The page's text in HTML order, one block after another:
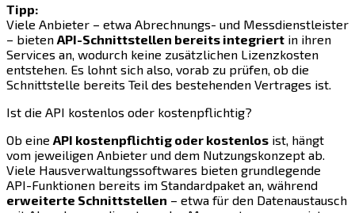
Tipp:
Viele Anbieter – etwa Abrechnungs- und Messdienstleister
– bieten API-Schnittstellen bereits integriert in ihren
Services an, wodurch keine zusätzlichen Lizenzkosten
entstehen. Es lohnt sich also, vorab zu prüfen, ob die
Schnittstelle bereits Teil des bestehenden Vertrages ist.
Ist die API kostenlos oder kostenpflichtig?
Ob eine API kostenpflichtig oder kostenlos ist, hängt
vom jeweiligen Anbieter und dem Nutzungskonzept ab.
Viele Hausverwaltungssoftwares bieten grundlegende
API-Funktionen bereits im Standardpaket an, während
erweiterte Schnittstellen – etwa für den Datenaustausch